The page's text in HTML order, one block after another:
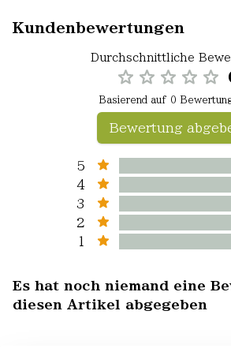
Kundenbewertungen
Durchschnittliche
Basierend auf 0
Bewertung
5
4
3
2
1
Es hat noch niemand eine
diesen Artikel abgegeben